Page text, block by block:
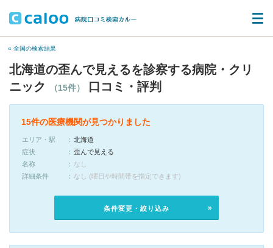
« 全国の検索結果
北海道の歪んで見えるを診察する病院・クリ
ニック
（15件） 口コミ・評判
15件の医療機関が見つかりました
エリア・駅
北海道
症状
歪んで見える
名称
なし
詳細条件
なし (曜日や時間帯を指定できます)
条件変更・絞り込み